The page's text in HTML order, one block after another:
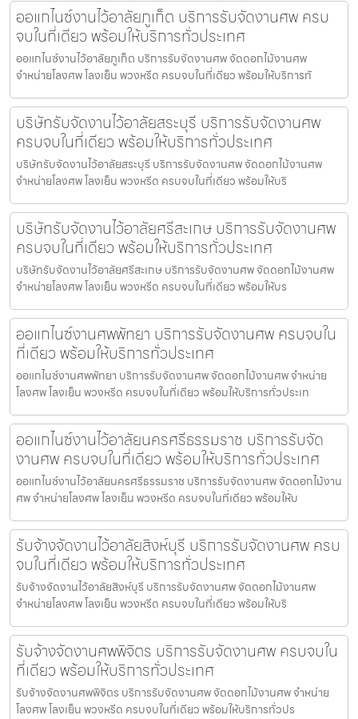
ออแกไนซ์งานไว้อาลัยภูเก็ต บริการรับจัดงานศพ ครบ
จบในที่เดียว พร้อมให้บริการทั่วประเทศ
ออแกไนซ์งานไว้อาลัยภูเก็ต บริการรับจัดงานศพ จัดดอกไม้งานศพ
จำหน่ายโลงศพ โลงเย็น พวงหรีด ครบจบในที่เดียว พร้อมให้บริการทั
บริษัทรับจัดงานไว้อาลัยสระบุรี บริการรับจัดงานศพ
ครบจบในที่เดียว พร้อมให้บริการทั่วประเทศ
บริษัทรับจัดงานไว้อาลัยสระบุรี บริการรับจัดงานศพ จัดดอกไม้งานศพ
จำหน่ายโลงศพ โลงเย็น พวงหรีด ครบจบในที่เดียว พร้อมให้บริ
บริษัทรับจัดงานไว้อาลัยศรีสะเกษ บริการรับจัดงานศพ
ครบจบในที่เดียว พร้อมให้บริการทั่วประเทศ
บริษัทรับจัดงานไว้อาลัยศรีสะเกษ บริการรับจัดงานศพ จัดดอกไม้งานศพ
จำหน่ายโลงศพ โลงเย็น พวงหรีด ครบจบในที่เดียว พร้อมให้บร
ออแกไนซ์งานศพพัทยา บริการรับจัดงานศพ ครบจบใน
ที่เดียว พร้อมให้บริการทั่วประเทศ
ออแกไนซ์งานศพพัทยา บริการรับจัดงานศพ จัดดอกไม้งานศพ จำหน่าย
โลงศพ โลงเย็น พวงหรีด ครบจบในที่เดียว พร้อมให้บริการทั่วประเท
ออแกไนซ์งานไว้อาลัยนครศรีธรรมราช บริการรับจัด
งานศพ ครบจบในที่เดียว พร้อมให้บริการทั่วประเทศ
ออแกไนซ์งานไว้อาลัยนครศรีธรรมราช บริการรับจัดงานศพ จัดดอกไม้งาน
ศพ จำหน่ายโลงศพ โลงเย็น พวงหรีด ครบจบในที่เดียว พร้อมให้บ
รับจ้างจัดงานไว้อาลัยสิงห์บุรี บริการรับจัดงานศพ ครบ
จบในที่เดียว พร้อมให้บริการทั่วประเทศ
รับจ้างจัดงานไว้อาลัยสิงห์บุรี บริการรับจัดงานศพ จัดดอกไม้งานศพ
จำหน่ายโลงศพ โลงเย็น พวงหรีด ครบจบในที่เดียว พร้อมให้บริ
รับจ้างจัดงานศพพิจิตร บริการรับจัดงานศพ ครบจบใน
ที่เดียว พร้อมให้บริการทั่วประเทศ
รับจ้างจัดงานศพพิจิตร บริการรับจัดงานศพ จัดดอกไม้งานศพ จำหน่าย
โลงศพ โลงเย็น พวงหรีด ครบจบในที่เดียว พร้อมให้บริการทั่วปร